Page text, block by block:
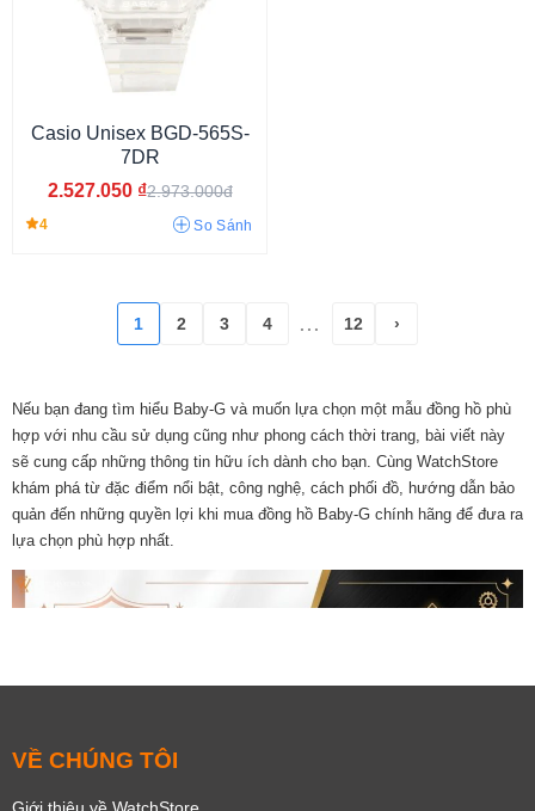
Hiện đại Thể thao Cá tính Thời trang
Casio Unisex BGD-565S-
7DR
2.527.050 ₫2.973.000đ
4 So Sánh
1 2 3 4 ... 12 ›
Nếu bạn đang tìm hiểu Baby-G và muốn lựa chọn một mẫu đồng hồ phù
hợp với nhu cầu sử dụng cũng như phong cách thời trang, bài viết này
sẽ cung cấp những thông tin hữu ích dành cho bạn. Cùng WatchStore
khám phá từ đặc điểm nổi bật, công nghệ, cách phối đồ, hướng dẫn bảo
quản đến những quyền lợi khi mua đồng hồ Baby-G chính hãng để đưa ra
lựa chọn phù hợp nhất.
VỀ CHÚNG TÔI